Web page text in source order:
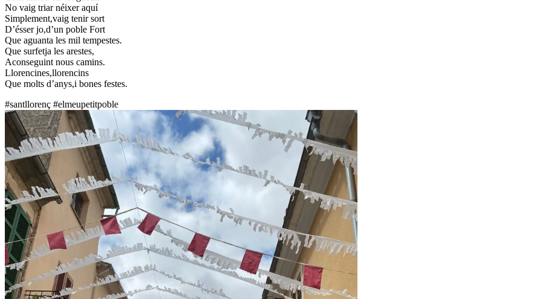
No vaig triar néixer aquí
Simplement,vaig tenir sort
D’ésser jo,d’un poble Fort
Que aguanta les mil tempestes.
Que surfetja les arestes,
Aconseguint nous camins.
Llorencines,llorencins
Que molts d’anys,i bones festes.
#santllorenç #elmeupetitpoble